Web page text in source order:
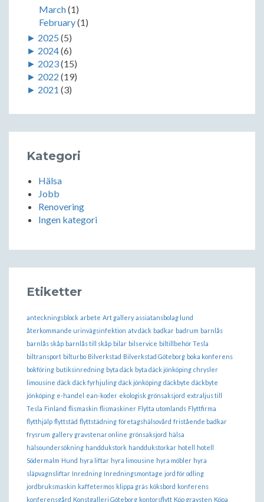
March(1)
February(1)
► 2025 (5)
► 2024(6)
► 2023(15)
► 2022 (19)
► 2021 (3)
Kategori
Hälsa
Jobb
Renovering
Ingen kategori
Etiketter
anteckningsblock arbete Art gallery assiatansbolag lund
återkommande urinvägsinfektion atv däck badkar badrum barnlås
barnlås skåp barnlås till skåp bilar bilservice biltillbehör Tesla
biltransport bilturbo Bilverkstad Bilverkstad Göteborg boka konferens
bokföring butiksinredning byta däck byta däck jönköping chrysler
limousine däck däck fyrhjuling däck jönköping däckbyte däckbyte
jönköping e-handel ean-koder ekologisk grönsaksjord extraljus till
Tesla Finland flismaskin flismaskiner Flytta utomlands Flyttfirma
flytthjälp flyttstäd flyttstädning företagshälsovård fristående badkar
frysrum gallery gravstenar online grönsaksjord hälsa
hälsoundersökning handdukstork handdukstorkar hotell hotell
Södermalm Hund hyra liftar hyra limousine hyra möbler hyra
släpvagnsliftar Inredning Inredningsmontage jord för odling
jordbruksmaskin kaffetermos klippa gräs köksbord konferens
konferensgård Konstgalleri Göteborg kontorsflytt Köp gravsten Köpa